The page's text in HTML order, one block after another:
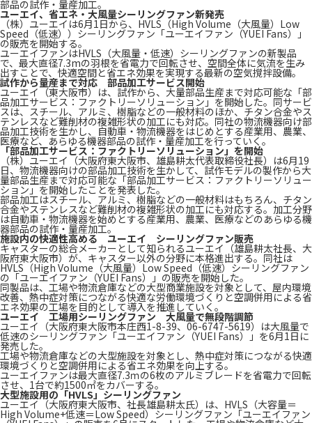
部品の試作・量産加工。
ユーエイ、省エネ・大風量シーリングファン新発売
（株）ユーエイは6月1日から、HVLS（High Volume（大風量）Low
Speed（低速））シーリングファン「ユーエイファン（YUEI Fans）」
の販売を開始する。
ユーエイファンはHVLS（大風量・低速）シーリングファンの新製品
で、最大直径7.3mの羽根を省電力で回転させ、空間全体に気流を生み
出すことで、快適空間と省エネ効果を実現する最新の空気撹拌設備。
試作から量産まで対応 部品加工サービス開始
ユーエイ（東大阪市）は、試作から、大量部品生産まで対応可能な「部
品加工サービス：ファクトリーソリューション」を開始した。同サービ
スは、スチール、アルミ、樹脂などの一般材料のほか、チタン合金やス
テンレスなど難削材の複雑形状の加工にも対応。同社の物流機器向け部
品加工技術を生かし、自動車・物流機器をはじめとする産業用、農業、
医療など、あらゆる機器部品の試作・量産加工を行っていく。
「部品加工サービス：ファクトリーソリューション」を開始
（株）ユーエイ（大阪府東大阪市、雄島耕太代表取締役社長）は6月19
日、物流機器向けの部品加工技術を生かして、試作モデルの製作から大
量部品生産まで対応可能な「部品加工サービス：ファクトリーソリュー
ション」を開始したことを発表した。
部品加工はスチール、アルミ、樹脂などの一般材料はもちろん、チタン
合金やステンレスなど難削材の複雑形状の加工にも対応する。加工分野
は自動車・物流機器を始めとする産業用、農業、医療などのあらゆる機
器部品の試作・量産加工。
施設内の快適性高める ユーエイ シーリングファン販売
キャスターの総合メーカーとして知られるユーエイ（雄島耕太社長、大
阪府東大阪市）が、キャスター以外の分野に本格進出する。同社は
HVLS（High Volume（大風量）Low Speed（低速）シーリングファン
の「ユーエイファン（YUEI Fans）」の販売を開始した。
同製品は、工場や物流倉庫などの大型商業施設を対象として、屋内環境
改善、熱中症対策につながる快適な労働環境づくりと空調併用による省
エネ効果の工場を目的として導入を推進していく。
ユーエイ 工場用シーリングファン 大風量で無段階調節
ユーエイ（大阪府東大阪市本庄西1-8-39、06-6747-5619）は大風量で
低速のシーリングファン「ユーエイファン（YUEI Fans）」を6月1日に
発売した。
工場や物流倉庫などの大型施設を対象とし、熱中症対策につながる快適
環境づくりと空調併用による省エネ効果を向上する。
ユーエイファンは最大直径7.3ｍの6枚のアルミブレードを省電力で回転
させ、1台で約1500㎡をカバーする。
大型施設用の「HVLS」シーリングファン
ユーエイ（大阪府東大阪市、社長雄島耕太氏）は、HVLS（大容量＝
High Volume+低速＝Low Speed）シーリングファン「ユーエイファン